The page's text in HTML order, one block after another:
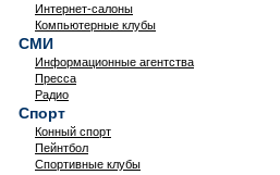
Интернет-салоны
Компьютерные клубы
СМИ
Информационные агентства
Пресса
Радио
Спорт
Конный спорт
Пейнтбол
Спортивные клубы